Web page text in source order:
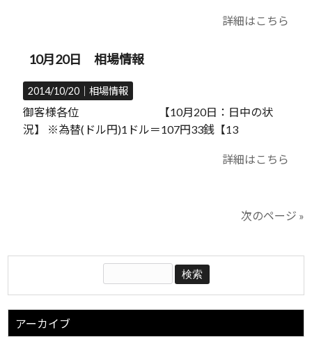
詳細はこちら
10月20日 相場情報
2014/10/20｜相場情報
御客様各位 【10月20日：日中の状
況】 ※為替(ドル円)1ドル＝107円33銭【13
詳細はこちら
次のページ »
アーカイブ